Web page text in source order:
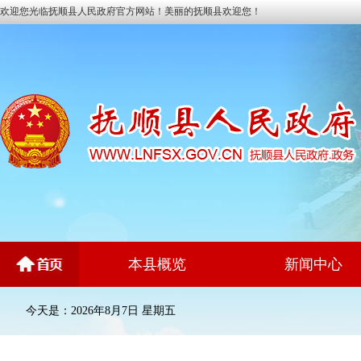
欢迎您光临抚顺县人民政府官方网站！美丽的抚顺县欢迎您！
本县概览 新闻中心
今天是：2026年8月7日 星期五